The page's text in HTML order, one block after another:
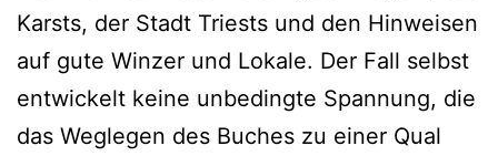
Karsts, der Stadt Triests und den Hinweisen
auf gute Winzer und Lokale. Der Fall selbst
entwickelt keine unbedingte Spannung, die
das Weglegen des Buches zu einer Qual